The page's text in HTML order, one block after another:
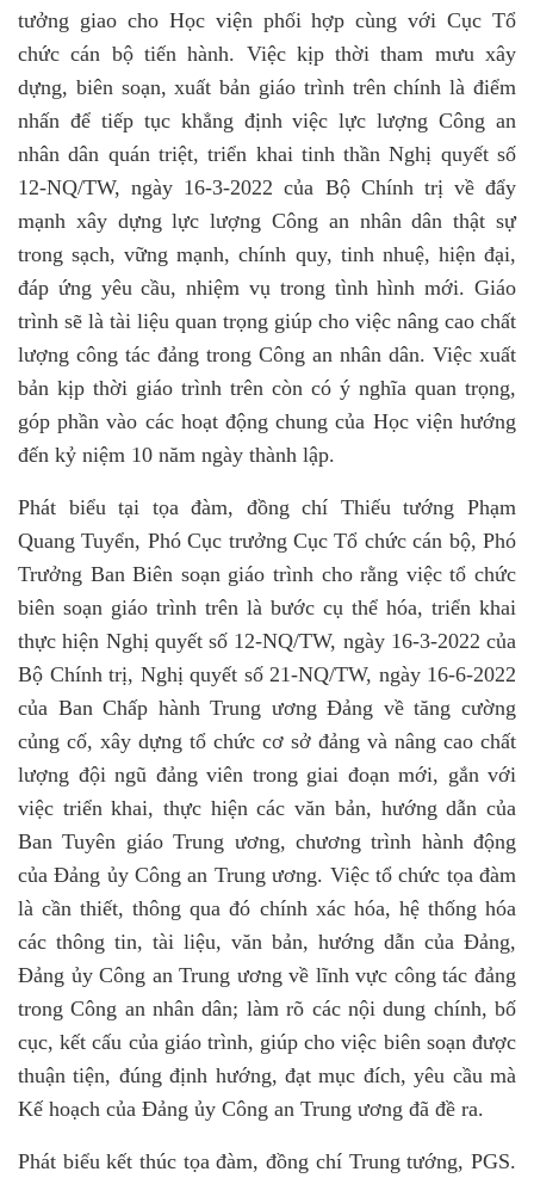
tưởng giao cho Học viện phối hợp cùng với Cục Tổ
chức cán bộ tiến hành. Việc kịp thời tham mưu xây
dựng, biên soạn, xuất bản giáo trình trên chính là điểm
nhấn để tiếp tục khẳng định việc lực lượng Công an
nhân dân quán triệt, triển khai tinh thần Nghị quyết số
12-NQ/TW, ngày 16-3-2022 của Bộ Chính trị về đẩy
mạnh xây dựng lực lượng Công an nhân dân thật sự
trong sạch, vững mạnh, chính quy, tinh nhuệ, hiện đại,
đáp ứng yêu cầu, nhiệm vụ trong tình hình mới. Giáo
trình sẽ là tài liệu quan trọng giúp cho việc nâng cao chất
lượng công tác đảng trong Công an nhân dân. Việc xuất
bản kịp thời giáo trình trên còn có ý nghĩa quan trọng,
góp phần vào các hoạt động chung của Học viện hướng
đến kỷ niệm 10 năm ngày thành lập.
Phát biểu tại tọa đàm, đồng chí Thiếu tướng Phạm
Quang Tuyển, Phó Cục trưởng Cục Tổ chức cán bộ, Phó
Trưởng Ban Biên soạn giáo trình cho rằng việc tổ chức
biên soạn giáo trình trên là bước cụ thể hóa, triển khai
thực hiện Nghị quyết số 12-NQ/TW, ngày 16-3-2022 của
Bộ Chính trị, Nghị quyết số 21-NQ/TW, ngày 16-6-2022
của Ban Chấp hành Trung ương Đảng về tăng cường
củng cố, xây dựng tổ chức cơ sở đảng và nâng cao chất
lượng đội ngũ đảng viên trong giai đoạn mới, gắn với
việc triển khai, thực hiện các văn bản, hướng dẫn của
Ban Tuyên giáo Trung ương, chương trình hành động
của Đảng ủy Công an Trung ương. Việc tổ chức tọa đàm
là cần thiết, thông qua đó chính xác hóa, hệ thống hóa
các thông tin, tài liệu, văn bản, hướng dẫn của Đảng,
Đảng ủy Công an Trung ương về lĩnh vực công tác đảng
trong Công an nhân dân; làm rõ các nội dung chính, bố
cục, kết cấu của giáo trình, giúp cho việc biên soạn được
thuận tiện, đúng định hướng, đạt mục đích, yêu cầu mà
Kế hoạch của Đảng ủy Công an Trung ương đã đề ra.
Phát biểu kết thúc tọa đàm, đồng chí Trung tướng, PGS.